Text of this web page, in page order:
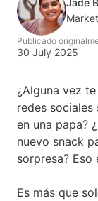
Jade
Publicado
30 July 2025
¿Alguna vez
redes
en una papa?
nuevo snack
sorpresa? Eso
Es más que